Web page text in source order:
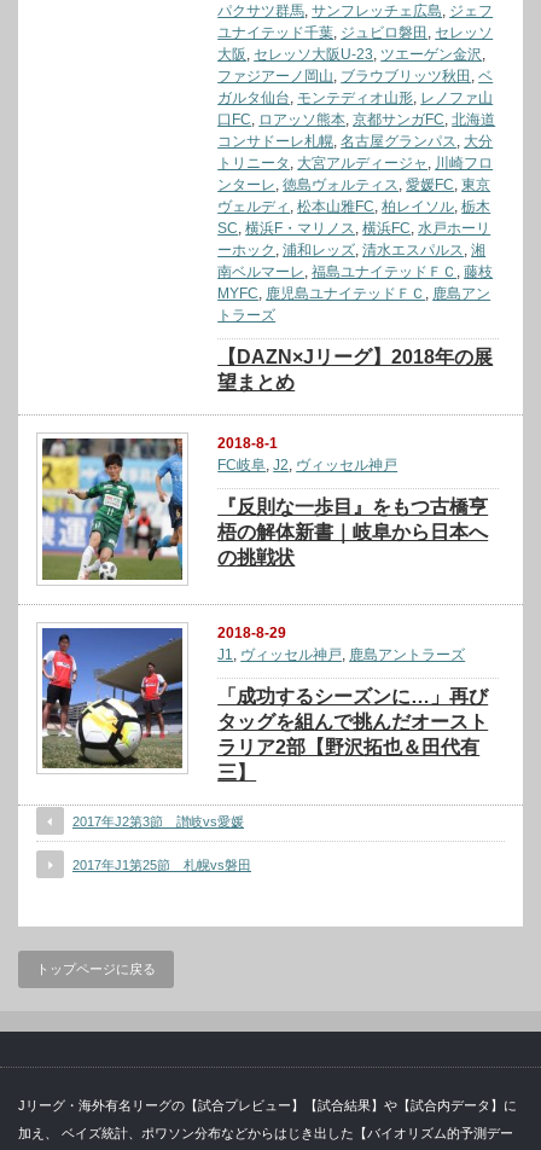
パクサツ群馬,サンフレッチェ広島, ジェフ
ユナイテッド千葉, ジュビロ磐田 , セレッソ
大阪 , セレッソ大阪U-23, ツエーゲン金沢,
ファジアーノ岡山, ブラウブリッツ秋田 ,ベ
ガルタ仙台, モンテディオ山形, レノファ山
口FC, ロアッソ熊本,京都サンガFC,北海道
コンサドーレ札幌,名古屋グランパス, 大分
トリニータ , 大宮アルディージャ , 川崎フロ
ンターレ,徳島ヴォルティス,愛媛FC,東京
ヴェルディ ,松本山雅FC,柏レイソル,栃木
SC,横浜F・マリノス,横浜FC,水戸ホーリ
ーホック ,浦和レッズ,清水エスパルス,湘
南ベルマーレ,福島ユナイテッドＦＣ ,藤枝
MYFC, 鹿児島ユナイテッドＦＣ , 鹿島アン
トラーズ
【DAZN×Jリーグ】2018年の展
望まとめ
2018-8-1
FC岐阜,J2, ヴィッセル神戸
『反則な一歩目』をもつ古橋亨
梧の解体新書｜岐阜から日本へ
の挑戦状
2018-8-29
J1
ヴィッセル神戸 鹿島アントラーズ
「成功するシーズンに…」再び
タッグを組んで挑んだオースト
ラリア2部【野沢拓也＆田代有
三】
2017年J2第3節 讃岐vs愛媛
2017年J1第25節 札幌vs磐田
トップページに戻る
Jリーグ・海外有名リーグの【試合プレビュー】【試合結果】や【試合内データ】に
加え、 ベイズ統計、ポワソン分布などからはじき出した【バイオリズム的予測デー